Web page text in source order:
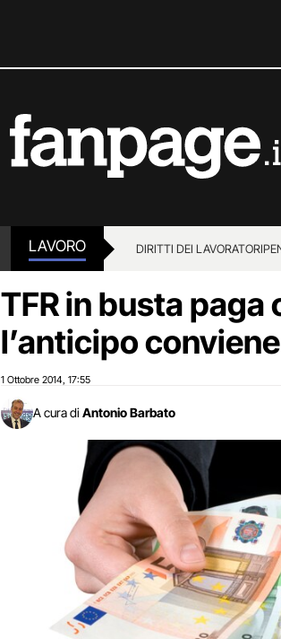
LAVORO DIRITTI DEI LAVORATORI
TFR in busta paga
l’anticipo
1 Ottobre 2014 17:55
A cura di Antonio Barbato